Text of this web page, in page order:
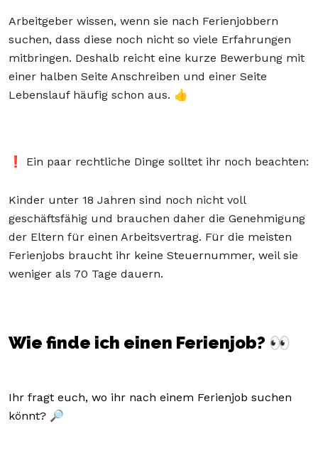
Arbeitgeber wissen, wenn sie nach Ferienjobbern
suchen, dass diese noch nicht so viele Erfahrungen
mitbringen. Deshalb reicht eine kurze Bewerbung mit
einer halben Seite Anschreiben und einer Seite
Lebenslauf häufig schon aus. 👍
❗ Ein paar rechtliche Dinge solltet ihr noch beachten:
Kinder unter 18 Jahren sind noch nicht voll
geschäftsfähig und brauchen daher die Genehmigung
der Eltern für einen Arbeitsvertrag. Für die meisten
Ferienjobs braucht ihr keine Steuernummer, weil sie
weniger als 70 Tage dauern.
Wie finde ich einen Ferienjob? 👀
Ihr fragt euch, wo ihr nach einem Ferienjob suchen
könnt? 🔎